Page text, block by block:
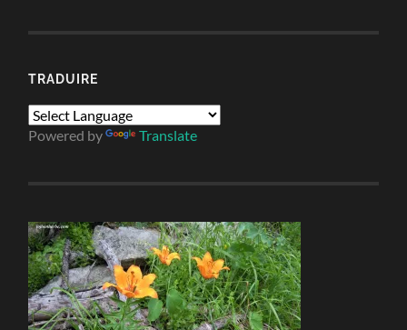
TRADUIRE
Powered by Translate